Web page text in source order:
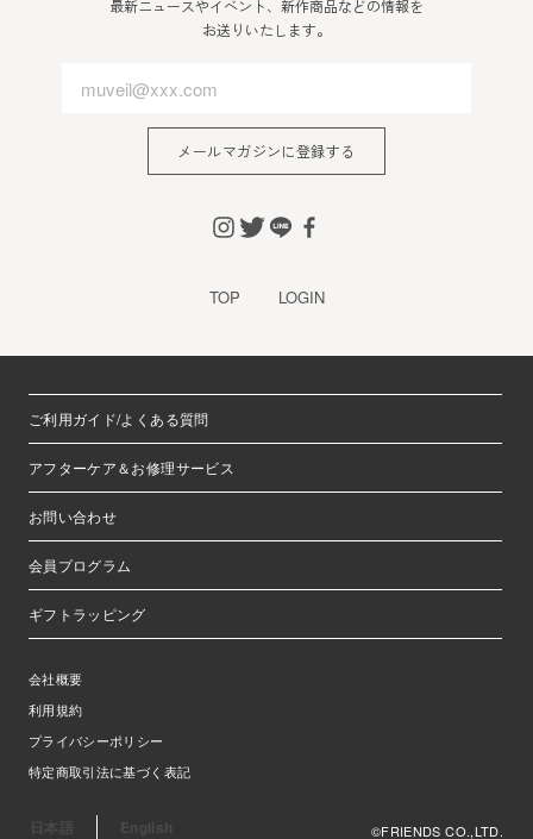
最新ニュースやイベント、新作商品などの情報を
お送りいたします。
メールマガジンに登録する
TOP LOGIN
ご利用ガイド/よくある質問
アフターケア＆お修理サービス
お問い合わせ
会員プログラム
ギフトラッピング
会社概要
利用規約
プライバシーポリシー
特定商取引法に基づく表記
日本語 English ©FRIENDS CO.,LTD.